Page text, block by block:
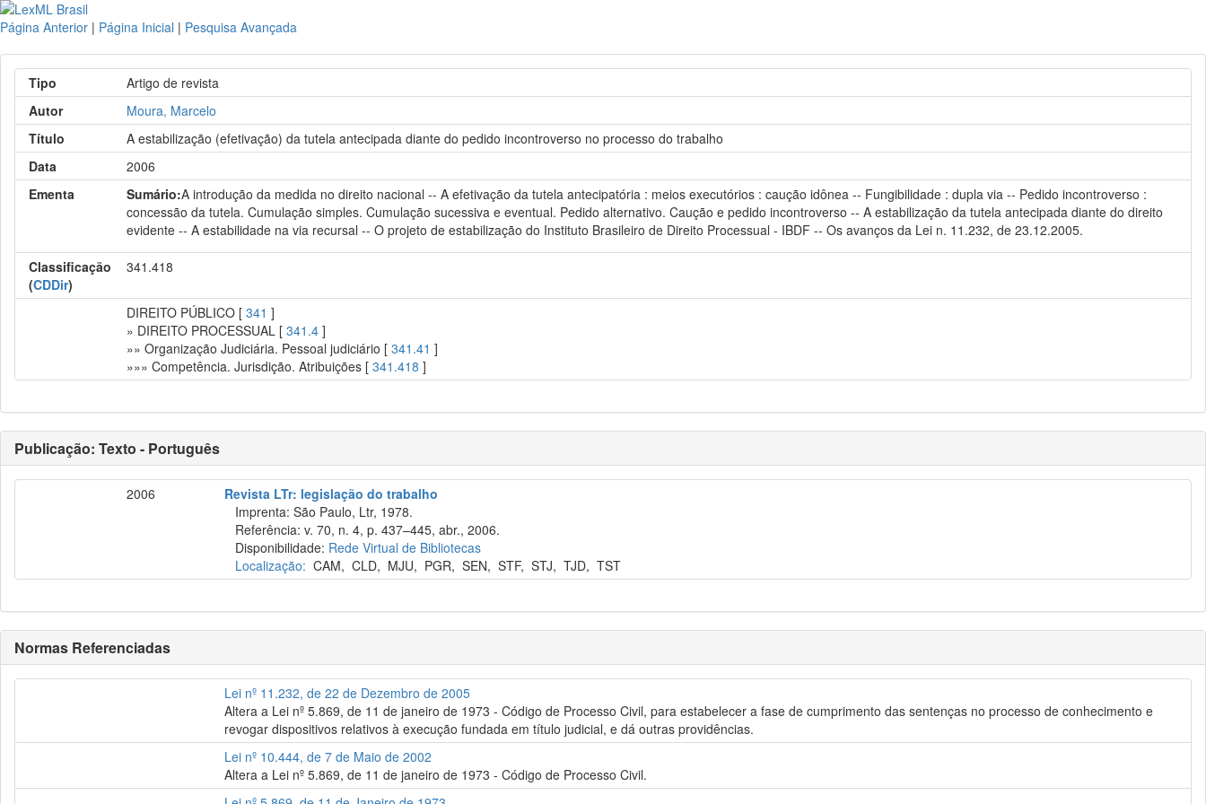
Página Anterior | Página Inicial | Pesquisa Avançada
Tipo
Artigo de revista
Autor
Moura, Marcelo
Título
A estabilização (efetivação) da tutela antecipada diante do pedido incontroverso no processo do trabalho
Data
2006
Ementa
Sumário:A introdução da medida no direito nacional -- A efetivação da tutela antecipatória : meios executórios : caução idônea -- Fungibilidade : dupla via -- Pedido incontroverso :
concessão da tutela. Cumulação simples. Cumulação sucessiva e eventual. Pedido alternativo. Caução e pedido incontroverso -- A estabilização da tutela antecipada diante do direito
evidente -- A estabilidade na via recursal -- O projeto de estabilização do Instituto Brasileiro de Direito Processual - IBDF -- Os avanços da Lei n. 11.232, de 23.12.2005.
Classificação
(CDDir)
341.418
DIREITO PÚBLICO [341 ]
» DIREITO PROCESSUAL [341.4 ]
»» Organização Judiciária. Pessoal judiciário [341.41 ]
»»» Competência. Jurisdição. Atribuições [341.418 ]
Publicação: Texto - Português
2006
Revista LTr: legislação do trabalho
Imprenta: São Paulo, Ltr, 1978.
Referência: v. 70, n. 4, p. 437–445, abr., 2006.
Disponibilidade: Rede Virtual de Bibliotecas
Localização: CAM,CLD, MJU, PGR,SEN,STF,STJ,TJD,TST
Normas Referenciadas
Lei nº 11.232, de 22 de Dezembro de 2005
Altera a Lei nº 5.869, de 11 de janeiro de 1973 - Código de Processo Civil, para estabelecer a fase de cumprimento das sentenças no processo de conhecimento e
revogar dispositivos relativos à execução fundada em título judicial, e dá outras providências.
Lei nº 10.444, de 7 de Maio de 2002
Altera a Lei nº 5.869, de 11 de janeiro de 1973 - Código de Processo Civil.